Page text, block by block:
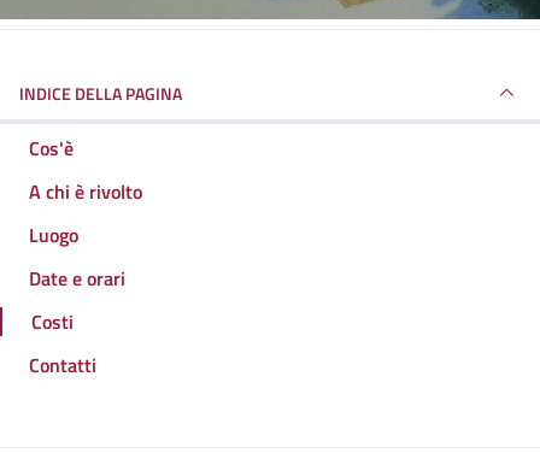
INDICE DELLA PAGINA
Cos'è
A chi è rivolto
Luogo
Date e orari
Costi
Contatti